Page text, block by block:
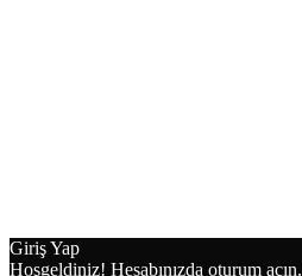
Giriş Yap
Hoşgeldiniz! Hesabınızda oturum açın.